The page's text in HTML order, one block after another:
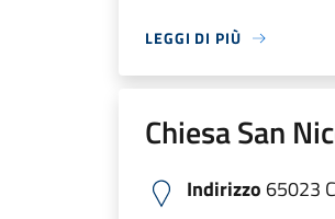
LEGGI DI PIÙ
Chiesa San
Indirizzo 65023